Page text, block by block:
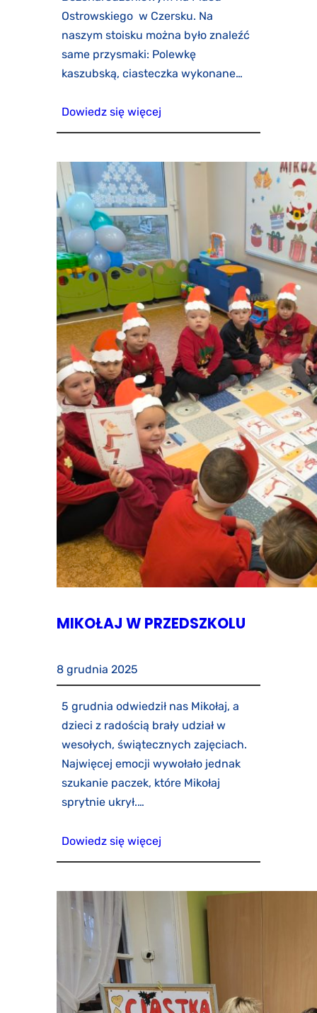
Ostrowskiego w Czersku. Na
naszym stoisku można było znaleźć
same przysmaki: Polewkę
kaszubską, ciasteczka wykonane…
Dowiedz się więcej
MIKOŁAJ W PRZEDSZKOLU
8 grudnia 2025
5 grudnia odwiedził nas Mikołaj, a
dzieci z radością brały udział w
wesołych, świątecznych zajęciach.
Najwięcej emocji wywołało jednak
szukanie paczek, które Mikołaj
sprytnie ukrył.…
Dowiedz się więcej